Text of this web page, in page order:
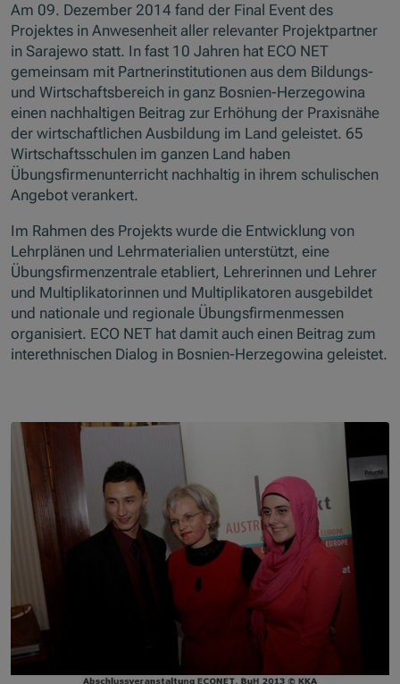
Am 09. Dezember 2014 fand der Final Event des
Projektes in Anwesenheit aller relevanter Projektpartner
in Sarajewo statt. In fast 10 Jahren hat ECO NET
gemeinsam mit Partnerinstitutionen aus dem Bildungs-
und Wirtschaftsbereich in ganz Bosnien-Herzegowina
einen nachhaltigen Beitrag zur Erhöhung der Praxisnähe
der wirtschaftlichen Ausbildung im Land geleistet. 65
Wirtschaftsschulen im ganzen Land haben
Übungsfirmenunterricht nachhaltig in ihrem schulischen
Angebot verankert.
Im Rahmen des Projekts wurde die Entwicklung von
Lehrplänen und Lehrmaterialien unterstützt, eine
Übungsfirmenzentrale etabliert, Lehrerinnen und Lehrer
und Multiplikatorinnen und Multiplikatoren ausgebildet
und nationale und regionale Übungsfirmenmessen
organisiert. ECO NET hat damit auch einen Beitrag zum
interethnischen Dialog in Bosnien-Herzegowina geleistet.
Skip slider